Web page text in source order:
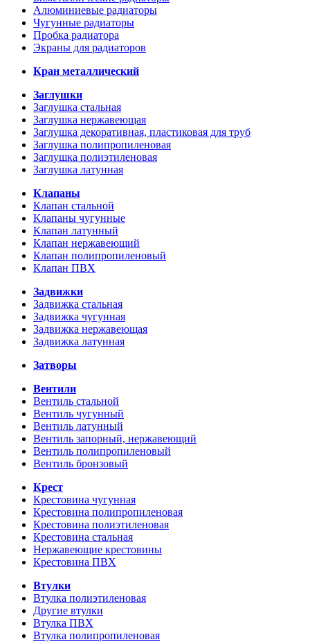
Алюминиевые радиаторы
Чугунные радиаторы
Пробка радиатора
Экраны для радиаторов
Кран металлический
Заглушки
Заглушка стальная
Заглушка нержавеющая
Заглушка декоративная, пластиковая для труб
Заглушка полипропиленовая
Заглушка полиэтиленовая
Заглушка латунная
Клапаны
Клапан стальной
Клапаны чугунные
Клапан латунный
Клапан нержавеющий
Клапан полипропиленовый
Клапан ПВХ
Задвижки
Задвижка стальная
Задвижка чугунная
Задвижка нержавеющая
Задвижка латунная
Затворы
Вентили
Вентиль стальной
Вентиль чугунный
Вентиль латунный
Вентиль запорный, нержавеющий
Вентиль полипропиленовый
Вентиль бронзовый
Крест
Крестовина чугунная
Крестовина полипропиленовая
Крестовина полиэтиленовая
Крестовина стальная
Нержавеющие крестовины
Крестовина ПВХ
Втулки
Втулка полиэтиленовая
Другие втулки
Втулка ПВХ
Втулка полипропиленовая